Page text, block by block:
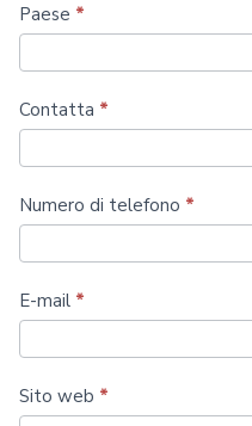
Paese *
Contatta *
Numero di telefono *
E-mail *
Sito web *